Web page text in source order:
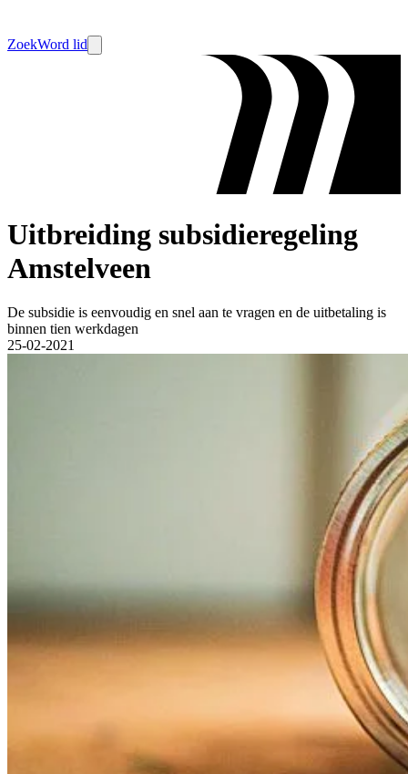
ZoekWord lid
Uitbreiding subsidieregeling
Amstelveen
De subsidie is eenvoudig en snel aan te vragen en de uitbetaling is
binnen tien werkdagen
25-02-2021